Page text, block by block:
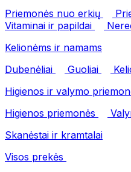
Priemonės nuo erkių
Vitaminai ir papildai
Kelionėms ir namams
Dubenėliai
Guoliai
Higienos ir valymo
Higienos priemonės
Skanėstai ir kramtalai
Visos prekės